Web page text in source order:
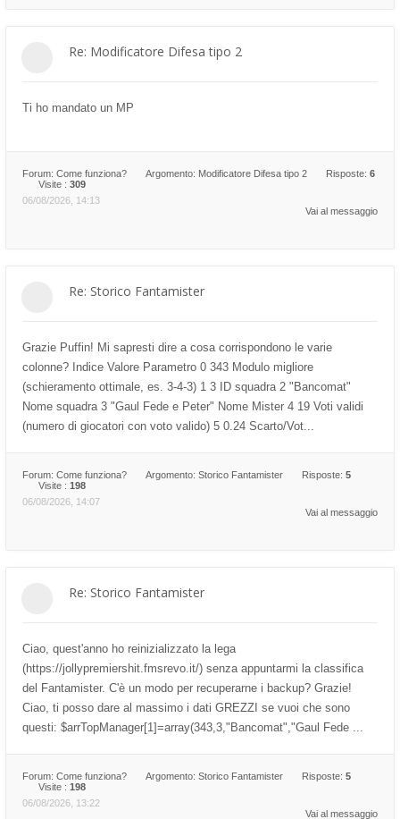
Re: Modificatore Difesa tipo 2
Ti ho mandato un MP
Forum: Come funziona? Argomento: Modificatore Difesa tipo 2 Risposte: 6
Visite : 309
06/08/2026, 14:13
Vai al messaggio
Re: Storico Fantamister
Grazie Puffin! Mi sapresti dire a cosa corrispondono le varie
colonne? Indice Valore Parametro 0 343 Modulo migliore
(schieramento ottimale, es. 3-4-3) 1 3 ID squadra 2 "Bancomat"
Nome squadra 3 "Gaul Fede e Peter" Nome Mister 4 19 Voti validi
(numero di giocatori con voto valido) 5 0.24 Scarto/Vot...
Forum: Come funziona? Argomento: Storico Fantamister Risposte: 5
Visite : 198
06/08/2026, 14:07
Vai al messaggio
Re: Storico Fantamister
Ciao, quest'anno ho reinizializzato la lega
(https://jollypremiershit.fmsrevo.it/) senza appuntarmi la classifica
del Fantamister. C'è un modo per recuperarne i backup? Grazie!
Ciao, ti posso dare al massimo i dati GREZZI se vuoi che sono
questi: $arrTopManager[1]=array(343,3,"Bancomat","Gaul Fede ...
Forum: Come funziona? Argomento: Storico Fantamister Risposte: 5
Visite : 198
06/08/2026, 13:22
Vai al messaggio